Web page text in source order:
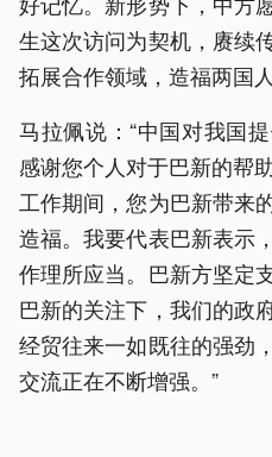
生这次访问为契机，赓续
拓展合作领域，造福两国人
马拉佩说：“中国对我国
感谢您个人对于巴新的帮
工作期间，您为巴新带来
造福。我要代表巴新表示
作理所应当。巴新方坚定
巴新的关注下，我们的政
经贸往来一如既往的强劲
交流正在不断增强。”